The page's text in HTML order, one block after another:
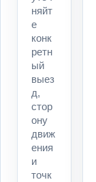
няйт
е
конк
ретн
ый
выез
д,
стор
ону
движ
ения
и
точк